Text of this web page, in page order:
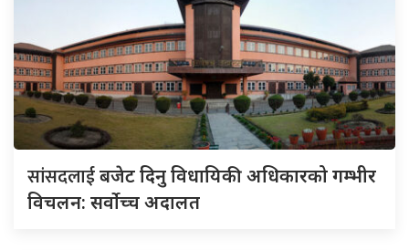
सांसदलाईबजेट दिनु विधायिकी अधिकारको गम्भीर
विचलन: सर्वोच्च अदालत